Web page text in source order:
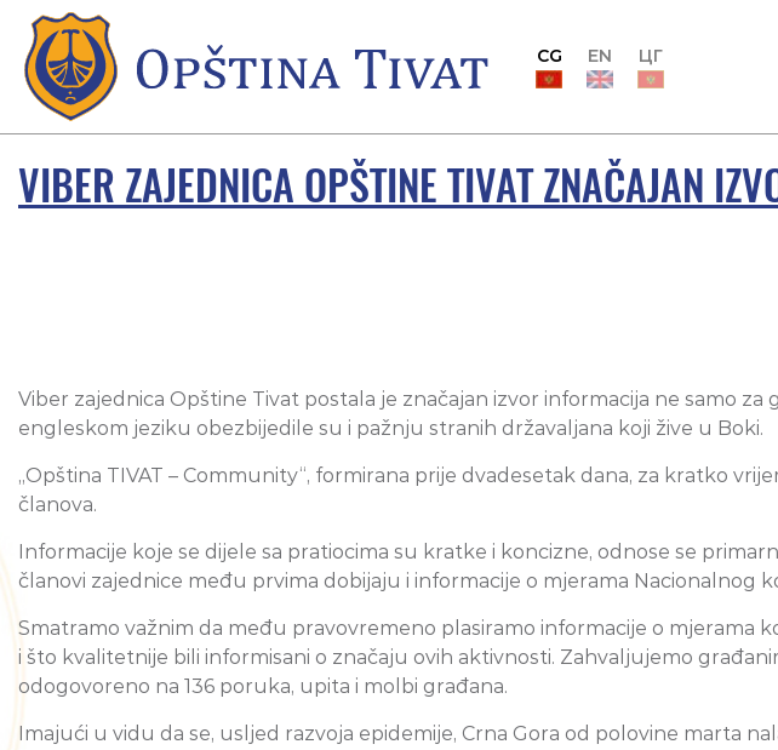
CG EN ЦГ
VIBER ZAJEDNICA OPŠTINE TIVAT ZNAČAJAN
Viber zajednica Opštine Tivat postala je značajan izvor informacija ne samo
engleskom jeziku obezbijedile su i pažnju stranih državaljana koji žive u Boki.
„Opština TIVAT – Community“, formirana prije dvadesetak dana, za kratko
članova.
Informacije koje se dijele sa pratiocima su kratke i koncizne, odnose se
članovi zajednice među prvima dobijaju i informacije o mjerama Nacionalnog
Smatramo važnim da među pravovremeno plasiramo informacije o mjerama
i što kvalitetnije bili informisani o značaju ovih aktivnosti. Zahvaljujemo
odogovoreno na 136 poruka, upita i molbi građana.
Imajući u vidu da se, usljed razvoja epidemije, Crna Gora od polovine marta